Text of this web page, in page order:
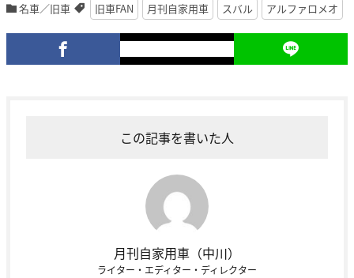
名車／旧車 旧車FAN 月刊自家用車 スバル アルファロメオ
この記事を書いた人
月刊自家用車（中川）
ライター・エディター・ディレクター